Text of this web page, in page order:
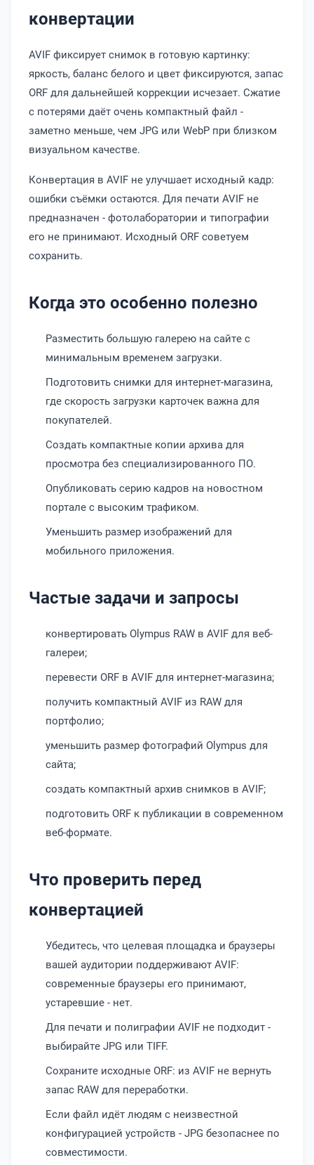
конвертации
AVIF фиксирует снимок в готовую картинку:
яркость, баланс белого и цвет фиксируются, запас
ORF для дальнейшей коррекции исчезает. Сжатие
с потерями даёт очень компактный файл -
заметно меньше, чем JPG или WebP при близком
визуальном качестве.
Конвертация в AVIF не улучшает исходный кадр:
ошибки съёмки остаются. Для печати AVIF не
предназначен - фотолаборатории и типографии
его не принимают. Исходный ORF советуем
сохранить.
Когда это особенно полезно
Разместить большую галерею на сайте с
минимальным временем загрузки.
Подготовить снимки для интернет-магазина,
где скорость загрузки карточек важна для
покупателей.
Создать компактные копии архива для
просмотра без специализированного ПО.
Опубликовать серию кадров на новостном
портале с высоким трафиком.
Уменьшить размер изображений для
мобильного приложения.
Частые задачи и запросы
конвертировать Olympus RAW в AVIF для веб-
галереи;
перевести ORF в AVIF для интернет-магазина;
получить компактный AVIF из RAW для
портфолио;
уменьшить размер фотографий Olympus для
сайта;
создать компактный архив снимков в AVIF;
подготовить ORF к публикации в современном
веб-формате.
Что проверить перед
конвертацией
Убедитесь, что целевая площадка и браузеры
вашей аудитории поддерживают AVIF:
современные браузеры его принимают,
устаревшие - нет.
Для печати и полиграфии AVIF не подходит -
выбирайте JPG или TIFF.
Сохраните исходные ORF: из AVIF не вернуть
запас RAW для переработки.
Если файл идёт людям с неизвестной
конфигурацией устройств - JPG безопаснее по
совместимости.